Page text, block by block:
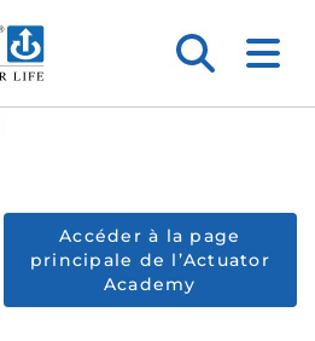
Accéder à la page
principale de l’Actuator
Academy